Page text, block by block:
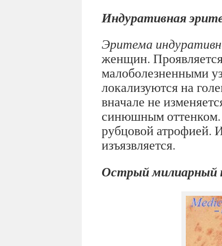
Индуративная
Эритема
женщин.
малоболезненными
локализуются на
вначале не
синюшным оттенком.
рубцовой атрофией.
изъязвляется.
Острый милиарный